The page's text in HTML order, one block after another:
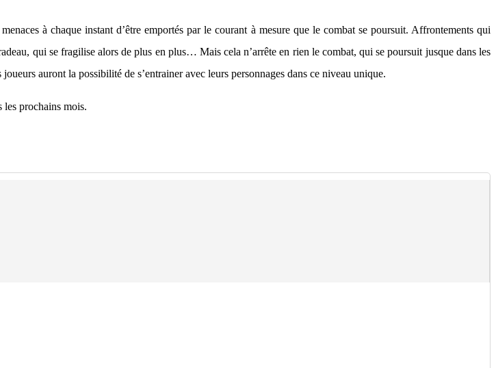
à chaque instant d’être emportés par le courant à mesure que le combat se poursuit. Affrontements qui
qui se fragilise alors de plus en plus… Mais cela n’arrête en rien le combat, qui se poursuit jusque dans les
auront la possibilité de s’entrainer avec leurs personnages dans ce niveau unique.
prochains mois.